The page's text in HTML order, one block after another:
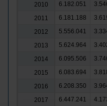
2010 6.182.051
2011
6.181.188
2012
5.556.041
2013
5.624.964
2014
6.095.506
2015
6.083.694
2016
6.208.350
2017
6.447.241